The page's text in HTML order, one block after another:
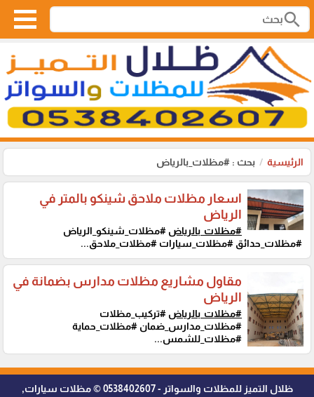
search
الرئيسية بحث : #مظلات_بالرياض
اسعار مظلات ملاحق شينكو بالمتر في
الرياض
#مظلات_بالرياض #مظلات_شينكو_الرياض
#مظلات_حدائق #مظلات_سيارات #مظلات_ملاحق...
مقاول مشاريع مظلات مدارس بضمانة في
الرياض
#مظلات_بالرياض #تركيب_مظلات
#مظلات_مدارس_ضمان #مظلات_حماية
#مظلات_للشمس...
ظلال التميز للمظلات والسواتر - 0538402607 © مظلات سيارات,